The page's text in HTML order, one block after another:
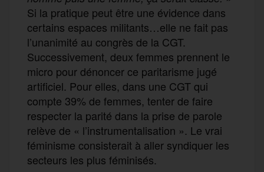
Si la pratique peut être une évidence dans
certains espaces militants…elle ne fait pas
l’unanimité au congrès de la CGT.
Successivement, deux femmes prennent le
micro pour dénoncer ce paritarisme jugé
artificiel. Pour elles, dans une CGT qui
compte 39% de femmes, tenter de faire
respecter la parité dans la prise de parole
relève de « l’instrumentalisation ». Le vrai
féminisme consisterait à aller syndiquer les
secteurs les plus féminisés.